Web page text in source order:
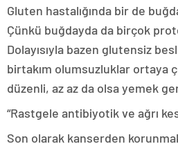
Gluten hastalığında bir de
Çünkü buğdayda da birçok
Dolayısıyla bazen glutensiz
birtakım olumsuzluklar ortaya
düzenli, az az da olsa yemek
“Rastgele antibiyotik ve ağrı
Son olarak kanserden